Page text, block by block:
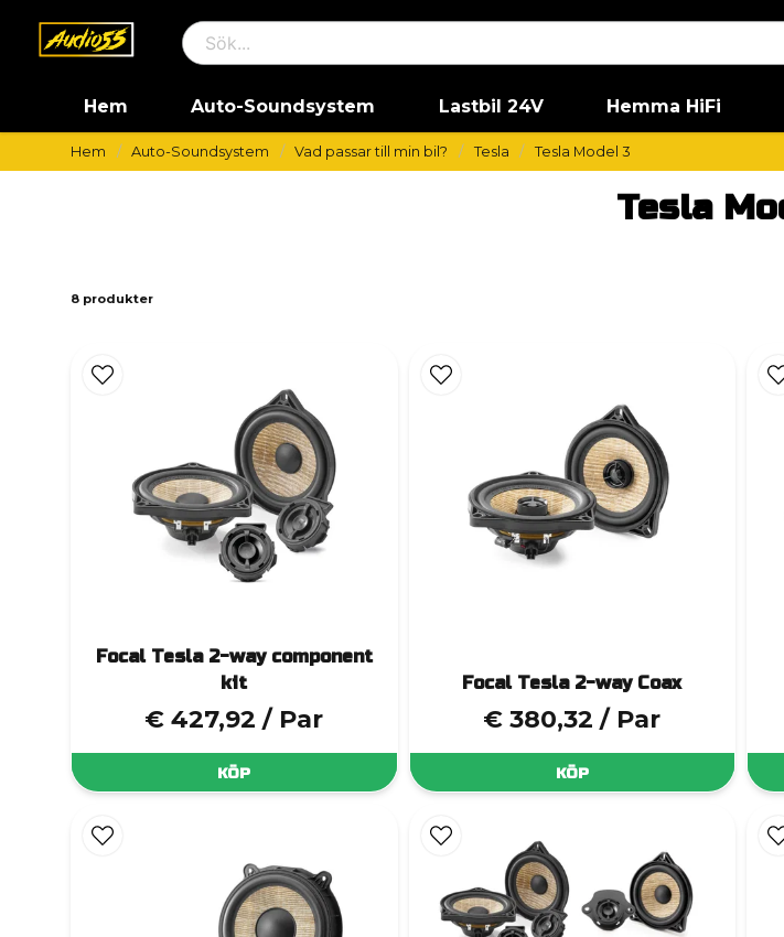
Hem Auto-Soundsystem Lastbil 24V Hemma HiFi
Hem Auto-Soundsystem Vad passar till min bil? Tesla Tesla Model 3
Tesla
8 produkter
Focal Tesla 2-way component
kit
€ 427,92 / Par
KÖP
Focal Tesla 2-way Coax
€ 380,32 / Par
KÖP